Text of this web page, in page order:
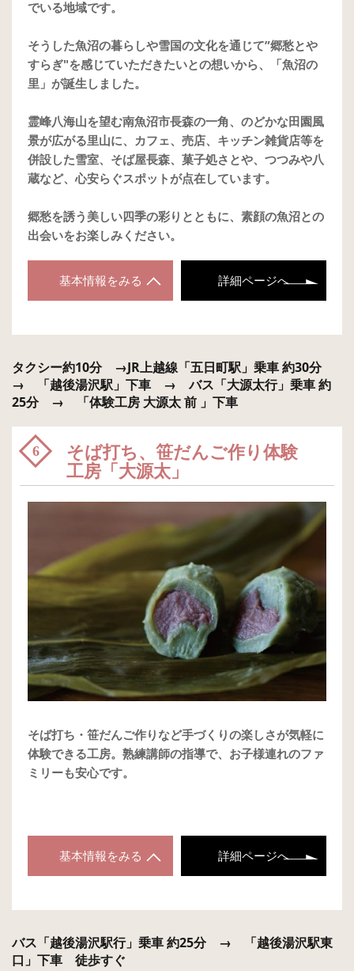
でいる地域です。
そうした魚沼の暮らしや雪国の文化を通じて”郷愁とや
すらぎ"を感じていただきたいとの想いから、「魚沼の
里」が誕生しました。
霊峰八海山を望む南魚沼市長森の一角、のどかな田園風
景が広がる里山に、カフェ、売店、キッチン雑貨店等を
併設した雪室、そば屋長森、菓子処さとや、つつみや八
蔵など、心安らぐスポットが点在しています。
郷愁を誘う美しい四季の彩りとともに、素顔の魚沼との
出会いをお楽しみください。
基本情報をみる 詳細ページへ
タクシー約10分 →JR上越線「五日町駅」乗車 約30分
→ 「越後湯沢駅」下車 → バス「大源太行」乗車 約
25分 → 「体験工房 大源太 前 」下車
6
そば打ち、笹だんご作り体験
工房「大源太」
そば打ち・笹だんご作りなど手づくりの楽しさが気軽に
体験できる工房。熟練講師の指導で、お子様連れのファ
ミリーも安心です。
基本情報をみる 詳細ページへ
バス「越後湯沢駅行」乗車 約25分 → 「越後湯沢駅東
口」下車 徒歩すぐ